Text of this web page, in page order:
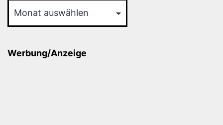
Werbung/Anzeige